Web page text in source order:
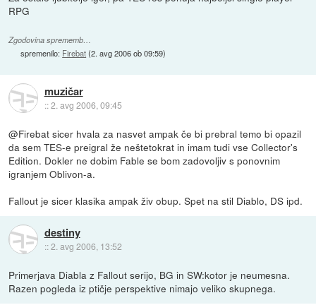
RPG
Zgodovina sprememb…
spremenilo: Firebat(2. avg 2006 ob 09:59)
muzičar
::2. avg 2006, 09:45
@Firebat sicer hvala za nasvet ampak če bi prebral temo bi opazil
da sem TES-e preigral že neštetokrat in imam tudi vse Collector's
Edition. Dokler ne dobim Fable se bom zadovoljiv s ponovnim
igranjem Oblivon-a.
Fallout je sicer klasika ampak živ obup. Spet na stil Diablo, DS ipd.
destiny
::2. avg 2006, 13:52
Primerjava Diabla z Fallout serijo, BG in SW:kotor je neumesna.
Razen pogleda iz ptičje perspektive nimajo veliko skupnega.